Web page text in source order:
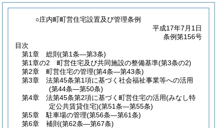
○庄内町町営住宅設置及び管理条例
平成17年7月1日
条例第156号
目次
第1章
総則 (第1条―第3条)
第1章の2
町営住宅及び共同施設の整備基準(第3条の2)
第2章
町営住宅の管理(第4条―第43条)
第3章
法第45条第1項に基づく社会福祉事業等への活用
(第44条―第50条)
第4章
法第45条第2項に基づく町営住宅の活用(みなし特
定公共賃貸住宅)(第51条―第55条)
第5章
駐車場の管理(第56条―第61条)
第6章
補則 (第62条―第67条)